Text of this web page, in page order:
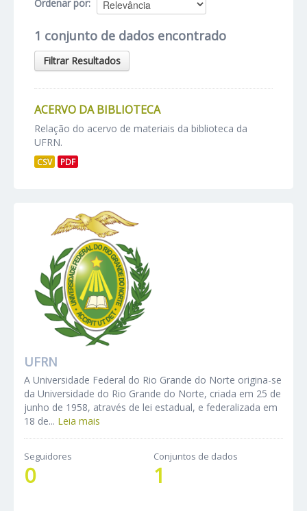
Ordenar por
1 conjunto de dados encontrado
Filtrar Resultados
ACERVO DA BIBLIOTECA
Relação do acervo de materiais da biblioteca da
UFRN.
CSV PDF
UFRN
A Universidade Federal do Rio Grande do Norte origina-se
da Universidade do Rio Grande do Norte, criada em 25 de
junho de 1958, através de lei estadual, e federalizada em
18 de... Leia mais
Seguidores
0
Conjuntos de dados
1